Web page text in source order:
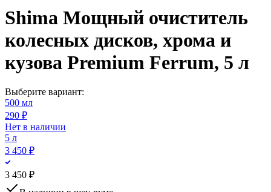
Shima Мощный очиститель
колесных дисков, хрома и
кузова Premium Ferrum, 5 л
Выберите вариант:
500 мл
290 ₽
Нет в наличии
5 л
3 450 ₽
3 450 ₽